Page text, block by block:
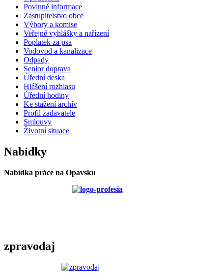
Povinné informace
Zastupitelstvo obce
Výbory a komise
Veřejné vyhlášky a nařízení
Poplatek za psa
Vodovod a kanalizace
Odpady
Senior doprava
Úřední deska
Hlášení rozhlasu
Úřední hodiny
Ke stažení archív
Profil zadavatele
Smlouvy
Životní situace
Nabídky
Nabídka práce na Opavsku
zpravodaj